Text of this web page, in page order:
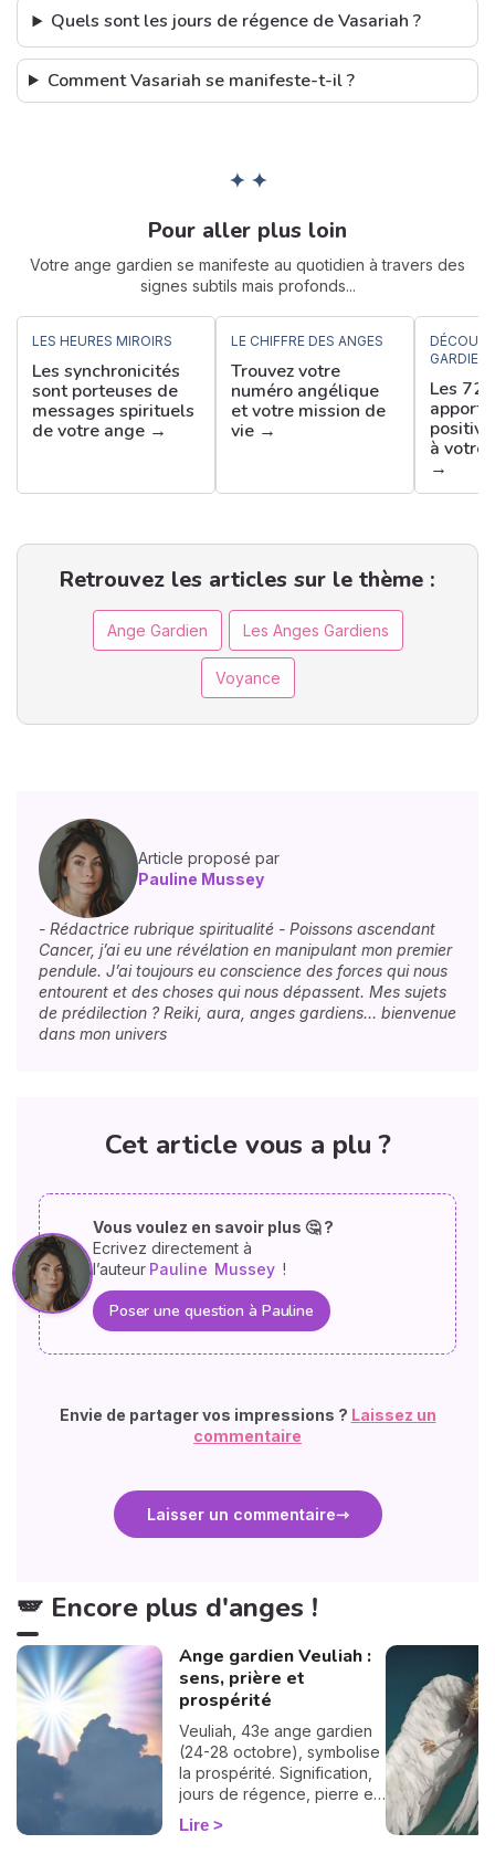
Quels sont les jours de régence de Vasariah ?
Comment Vasariah se manifeste-t-il ?
✦ ✦
Pour aller plus loin
Votre ange gardien se manifeste au quotidien à travers des
signes subtils mais profonds...
LES HEURES MIROIRS
Les synchronicités
sont porteuses de
messages spirituels
de votre ange →
LE CHIFFRE DES ANGES
Trouvez votre
numéro angélique
et votre mission de
vie →
Les 72
à votre
→
Retrouvez les articles sur le thème :
Ange Gardien Les Anges Gardiens
Voyance
Article proposé par
Pauline Mussey
- Rédactrice rubrique spiritualité - Poissons ascendant
Cancer, j’ai eu une révélation en manipulant mon premier
pendule. J’ai toujours eu conscience des forces qui nous
entourent et des choses qui nous dépassent. Mes sujets
de prédilection ? Reiki, aura, anges gardiens… bienvenue
dans mon univers
Cet article vous a plu ?
Vous voulez en savoir plus 🤔 ?
Ecrivez directement à
l’auteur Pauline Mussey !
Poser une question à Pauline
Envie de partager vos impressions ? Laissez un
commentaire
Laisser un commentaire
🪽 Encore plus d'anges !
Ange gardien Veuliah :
sens, prière et
prospérité
Veuliah, 43e ange gardien
(24-28 octobre), symbolise
la prospérité. Signification,
jours de régence, pierre et
prière pour l'invoquer.
Lire